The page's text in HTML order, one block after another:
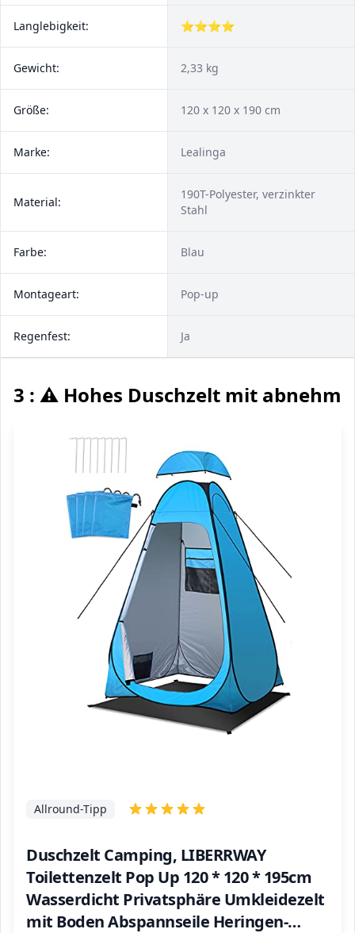
Langlebigkeit: ⭐⭐⭐⭐
Gewicht: 2,33 kg
Größe: 120 x 120 x 190 cm
Marke: Lealinga
Material:
190T-Polyester, verzinkter
Stahl
Farbe: Blau
Montageart: Pop-up
Regenfest: Ja
3 : ⚠️ Hohes Duschzelt mit
Duschzelt Camping, LIBERRWAY
Toilettenzelt Pop Up 120 * 120 * 195cm
Wasserdicht Privatsphäre Umkleidezelt
mit Boden Abspannseile Heringen-
Allround-Tipp